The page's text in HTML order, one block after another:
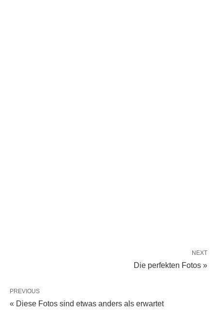
NEXT
Die perfekten Fotos »
PREVIOUS
« Diese Fotos sind etwas anders als erwartet